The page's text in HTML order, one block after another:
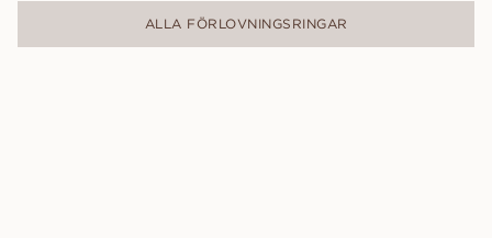
ALLA FÖRLOVNINGSRINGAR